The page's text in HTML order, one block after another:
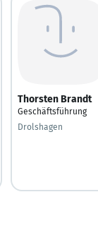
Thorsten Brandt
Geschäftsführung
Drolshagen